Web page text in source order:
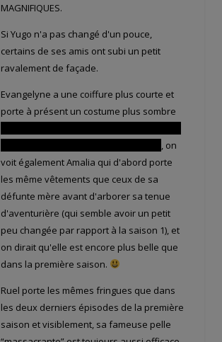
MAGNIFIQUES.
Si Yugo n'a pas changé d'un pouce,
certains de ses amis ont subi un petit
ravalement de façade.
Evangelyne a une coiffure plus courte et
porte à présent un costume plus sombre
, on
voit également Amalia qui d'abord porte
les même vêtements que ceux de sa
défunte mère avant d'arborer sa tenue
d'aventurière (qui semble avoir un petit
peu changée par rapport à la saison 1), et
on dirait qu'elle est encore plus belle que
dans la première saison.
Ruel porte les mêmes fringues que dans
les deux derniers épisodes de la première
saison et visiblement, sa fameuse pelle